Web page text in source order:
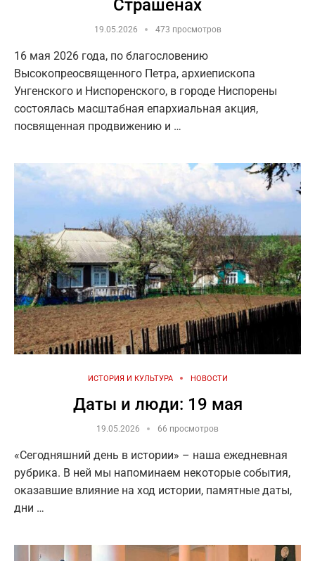
Страшенах
19.05.2026 473 просмотров
16 мая 2026 года, по благословению
Высокопреосвященного Петра, архиепископа
Унгенского и Ниспоренского, в городе Ниспорены
состоялась масштабная епархиальная акция,
посвященная продвижению и …
ИСТОРИЯ И КУЛЬТУРА НОВОСТИ
Даты и люди: 19 мая
19.05.2026 66 просмотров
«Сегодняшний день в истории» – наша ежедневная
рубрика. В ней мы напоминаем некоторые события,
оказавшие влияние на ход истории, памятные даты,
дни …